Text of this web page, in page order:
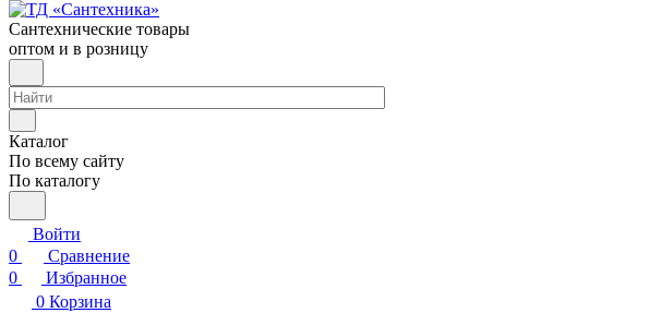
Сантехнические товары
оптом и в розницу
Каталог
По всему сайту
По каталогу
Войти
0
Сравнение
0
Избранное
0 Корзина